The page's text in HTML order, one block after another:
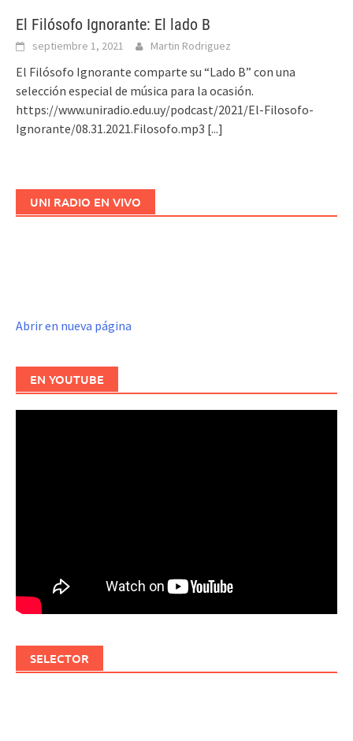
El Filósofo Ignorante: El lado B
septiembre 1, 2021 Martin Rodriguez
El Filósofo Ignorante comparte su “Lado B” con una
selección especial de música para la ocasión.
https://www.uniradio.edu.uy/podcast/2021/El-Filosofo-
Ignorante/08.31.2021.Filosofo.mp3 [...]
UNI RADIO EN VIVO
Abrir en nueva página
EN YOUTUBE
SELECTOR